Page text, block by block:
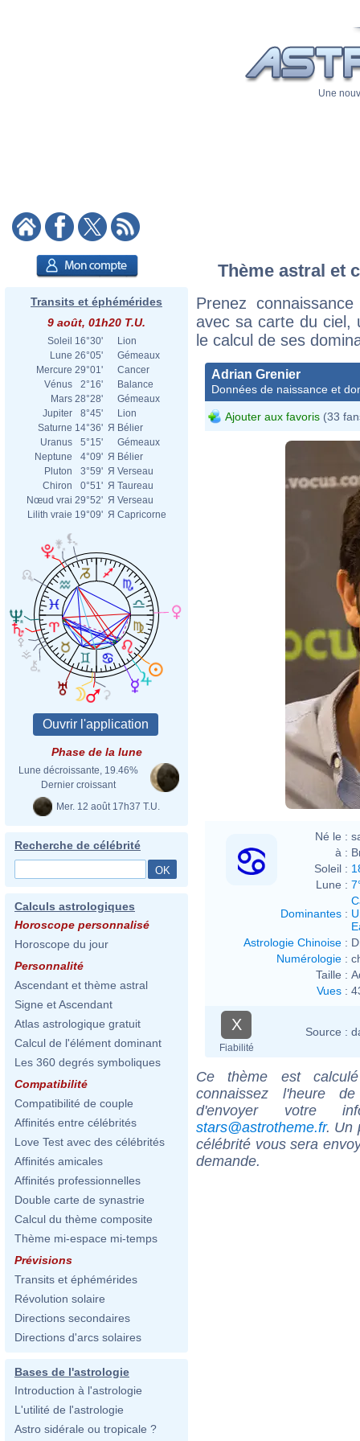
Une
Transits et éphémérides
9 août, 01h20 T.U.
Soleil 16°30'
Lion
Lune 26°05'
Gémeaux
Mercure 29°01'
Cancer
Vénus
2°16'
Balance
Mars 28°28'
Gémeaux
Jupiter
8°45'
Lion
Saturne 14°36' Я Bélier
Uranus
5°15'
Gémeaux
Neptune
4°09' Я Bélier
Pluton
3°59' Я Verseau
Chiron
0°51' Я Taureau
Nœud vrai 29°52' Я Verseau
Lilith vraie 19°09' Я Capricorne
Phase de la lune
Lune décroissante, 19.46%
Dernier croissant
Mer. 12 août 17h37 T.U.
Recherche de célébrité
Calculs astrologiques
Horoscope personnalisé
Horoscope du jour
Personnalité
Ascendant et thème astral
Signe et Ascendant
Atlas astrologique gratuit
Calcul de l'élément dominant
Les 360 degrés symboliques
Compatibilité
Compatibilité de couple
Affinités entre célébrités
Love Test avec des célébrités
Affinités amicales
Affinités professionnelles
Double carte de synastrie
Calcul du thème composite
Thème mi-espace mi-temps
Prévisions
Transits et éphémérides
Révolution solaire
Directions secondaires
Directions d'arcs solaires
Bases de l'astrologie
Introduction à l'astrologie
L'utilité de l'astrologie
Astro sidérale ou tropicale ?
Thème astral et
Prenez
avec sa carte du ciel,
le calcul de ses
Adrian Grenier
Données de naissance et
Ajouter aux favoris (33
Né le :
à :
Soleil :
Lune :
Dominantes :
Astrologie Chinoise :
Numérologie :
Taille :
Vues :
X
Fiabilité
Source :
Ce thème est
connaissez l'heure
d'envoyer votre
stars@astrotheme.fr. Un
célébrité vous sera
demande.